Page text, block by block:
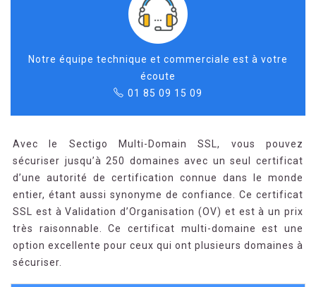
Notre équipe technique et commerciale est à votre
écoute
01 85 09 15 09
Avec le Sectigo Multi-Domain SSL, vous pouvez
sécuriser jusqu’à 250 domaines avec un seul certificat
d’une autorité de certification connue dans le monde
entier, étant aussi synonyme de confiance. Ce certificat
SSL est à Validation d’Organisation (OV) et est à un prix
très raisonnable. Ce certificat multi-domaine est une
option excellente pour ceux qui ont plusieurs domaines à
sécuriser.